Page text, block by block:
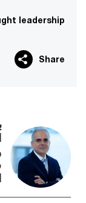
leadership
Share